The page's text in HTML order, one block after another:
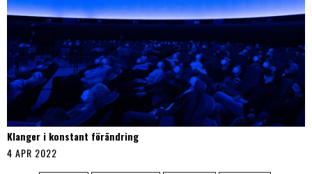
Klanger i konstant förändring
4 APR 2022